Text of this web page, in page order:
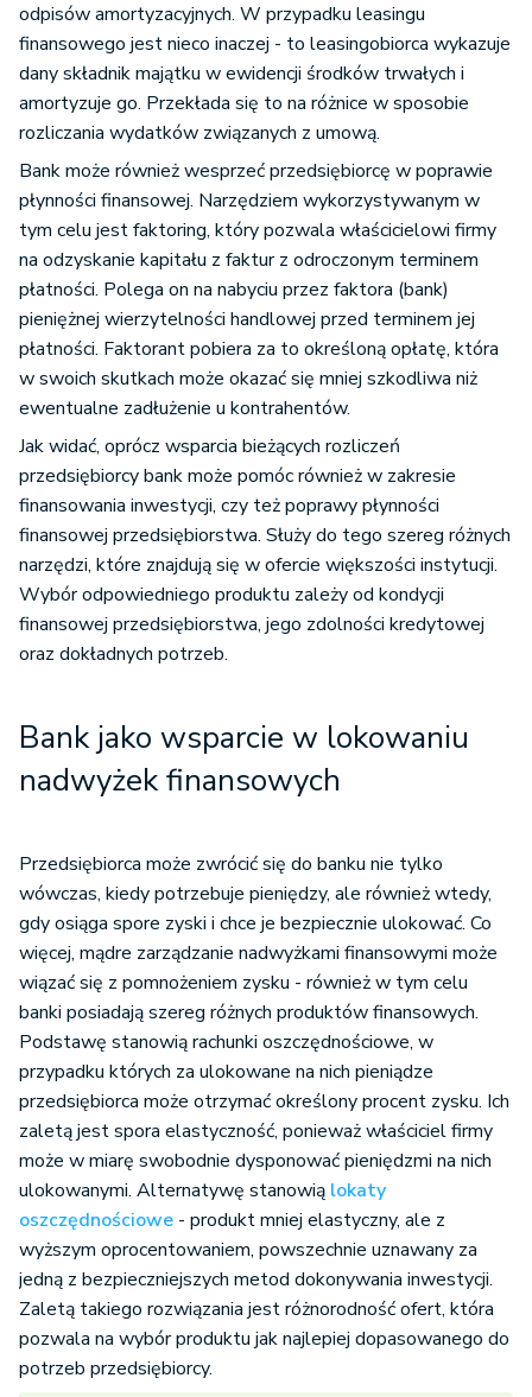
odpisów amortyzacyjnych. W przypadku leasingu
finansowego jest nieco inaczej - to leasingobiorca wykazuje
dany składnik majątku w ewidencji środków trwałych i
amortyzuje go. Przekłada się to na różnice w sposobie
rozliczania wydatków związanych z umową.
Bank może również wesprzeć przedsiębiorcę w poprawie
płynności finansowej. Narzędziem wykorzystywanym w
tym celu jest faktoring, który pozwala właścicielowi firmy
na odzyskanie kapitału z faktur z odroczonym terminem
płatności. Polega on na nabyciu przez faktora (bank)
pieniężnej wierzytelności handlowej przed terminem jej
płatności. Faktorant pobiera za to określoną opłatę, która
w swoich skutkach może okazać się mniej szkodliwa niż
ewentualne zadłużenie u kontrahentów.
Jak widać, oprócz wsparcia bieżących rozliczeń
przedsiębiorcy bank może pomóc również w zakresie
finansowania inwestycji, czy też poprawy płynności
finansowej przedsiębiorstwa. Służy do tego szereg różnych
narzędzi, które znajdują się w ofercie większości instytucji.
Wybór odpowiedniego produktu zależy od kondycji
finansowej przedsiębiorstwa, jego zdolności kredytowej
oraz dokładnych potrzeb.
Bank jako wsparcie w lokowaniu
nadwyżek finansowych
Przedsiębiorca może zwrócić się do banku nie tylko
wówczas, kiedy potrzebuje pieniędzy, ale również wtedy,
gdy osiąga spore zyski i chce je bezpiecznie ulokować. Co
więcej, mądre zarządzanie nadwyżkami finansowymi może
wiązać się z pomnożeniem zysku - również w tym celu
banki posiadają szereg różnych produktów finansowych.
Podstawę stanowią rachunki oszczędnościowe, w
przypadku których za ulokowane na nich pieniądze
przedsiębiorca może otrzymać określony procent zysku. Ich
zaletą jest spora elastyczność, ponieważ właściciel firmy
może w miarę swobodnie dysponować pieniędzmi na nich
ulokowanymi. Alternatywę stanowią lokaty
oszczędnościowe - produkt mniej elastyczny, ale z
wyższym oprocentowaniem, powszechnie uznawany za
jedną z bezpieczniejszych metod dokonywania inwestycji.
Zaletą takiego rozwiązania jest różnorodność ofert, która
pozwala na wybór produktu jak najlepiej dopasowanego do
potrzeb przedsiębiorcy.